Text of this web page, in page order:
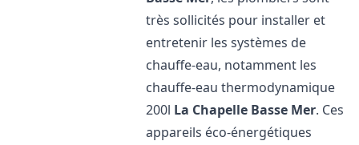
très sollicités pour installer et
entretenir les systèmes de
chauffe-eau, notamment les
chauffe-eau thermodynamique
200l La Chapelle Basse Mer. Ces
appareils éco-énergétiques